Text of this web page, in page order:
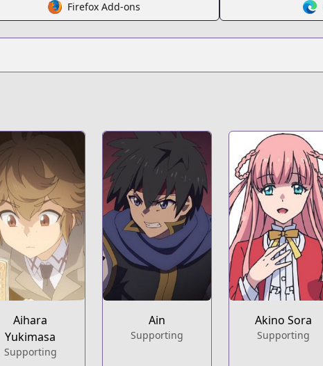
Firefox Add-ons
Aihara
Yukimasa
Supporting
Ain
Supporting
Akino Sora
Supporting